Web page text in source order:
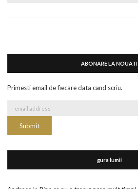
ABONARE LA NOUATI
Primesti email de fiecare data cand scriu.
gura lumii